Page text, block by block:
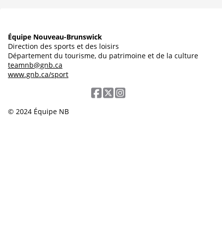
Équipe Nouveau-Brunswick
Direction des sports et des loisirs
Département du tourisme, du patrimoine et de la culture
teamnb@gnb.ca
www.gnb.ca/sport
© 2024 Équipe NB